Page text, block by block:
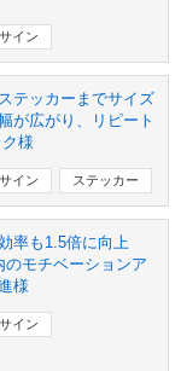
サイン
テッカーまでサイズ
が広がり、リピート
様
サイン ステッカー
率も1.5倍に向上
モチベーションア
様
サイン